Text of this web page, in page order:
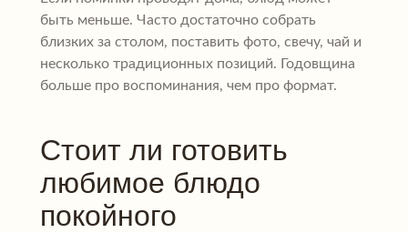
быть меньше. Часто достаточно собрать
близких за столом, поставить фото, свечу, чай и
несколько традиционных позиций. Годовщина
больше про воспоминания, чем про формат.
Стоит ли готовить
любимое блюдо
покойного